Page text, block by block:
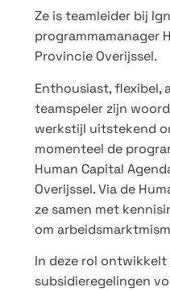
Ze is teamleider bij
programmamanager
Provincie Overijssel.
Enthousiast, flexibel,
teamspeler zijn
werkstijl uitstekend
momenteel de
Human Capital
Overijssel. Via de
ze samen met
om
In deze rol ontwikkelt
subsidieregelingen